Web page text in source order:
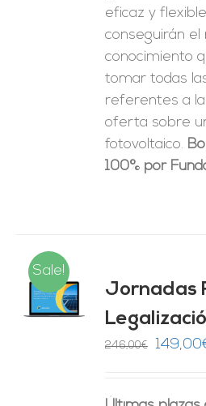
eficaz y
conseguirán el
conocimiento
tomar todas
referentes a
oferta sobre
fotovoltaico.
100% por
Sale!
Jornadas
246,00€
El
149,00